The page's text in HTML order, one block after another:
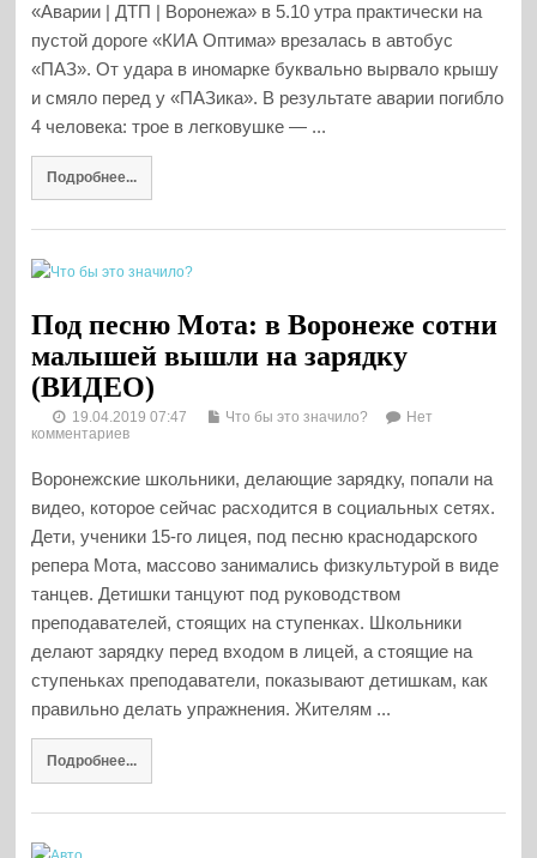
«Аварии | ДТП | Воронежа» в 5.10 утра практически на
пустой дороге «КИА Оптима» врезалась в автобус
«ПАЗ». От удара в иномарке буквально вырвало крышу
и смяло перед у «ПАЗика». В результате аварии погибло
4 человека: трое в легковушке — ...
Подробнее...
Под песню Мота: в Воронеже сотни
малышей вышли на зарядку
(ВИДЕО)
19.04.2019 07:47 Что бы это значило?
Нет
комментариев
Воронежские школьники, делающие зарядку, попали на
видео, которое сейчас расходится в социальных сетях.
Дети, ученики 15-го лицея, под песню краснодарского
репера Мота, массово занимались физкультурой в виде
танцев. Детишки танцуют под руководством
преподавателей, стоящих на ступенках. Школьники
делают зарядку перед входом в лицей, а стоящие на
ступеньках преподаватели, показывают детишкам, как
правильно делать упражнения. Жителям ...
Подробнее...